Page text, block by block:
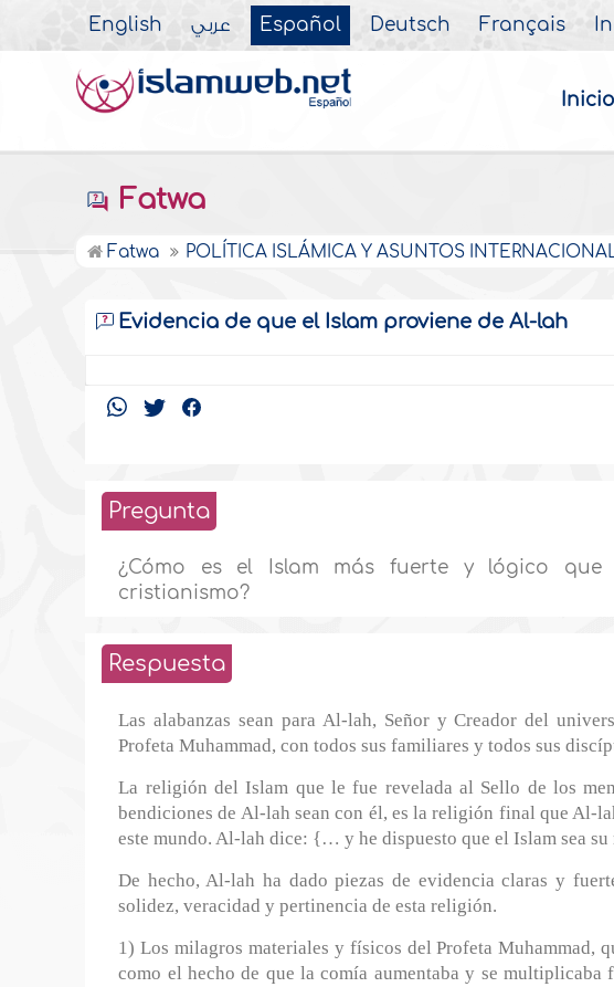
English عربي Español Deutsch Français
Inicio
Fatwa
Fatwa POLÍTICA ISLÁMICA Y ASUNTOS
Evidencia de que el Islam proviene de Al-lah
Pregunta
¿Cómo es el Islam más fuerte y lógico
cristianismo?
Respuesta
Las alabanzas sean para Al-lah, Señor y Creador del
Profeta Muhammad, con todos sus familiares y todos sus
La religión del Islam que le fue revelada al Sello de los
bendiciones de Al-lah sean con él, es la religión final que
este mundo. Al-lah dice: {… y he dispuesto que el Islam sea
De hecho, Al-lah ha dado piezas de evidencia claras y
solidez, veracidad y pertinencia de esta religión.
1) Los milagros materiales y físicos del Profeta Muhammad,
como el hecho de que la comía aumentaba y se multiplicaba